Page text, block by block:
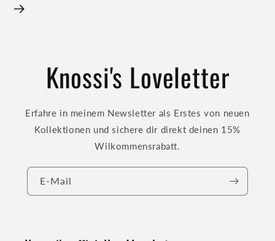
Knossi's Loveletter
Erfahre in meinem Newsletter als Erstes von neuen
Kollektionen und sichere dir direkt deinen 15%
Wilkommensrabatt.
E-Mail